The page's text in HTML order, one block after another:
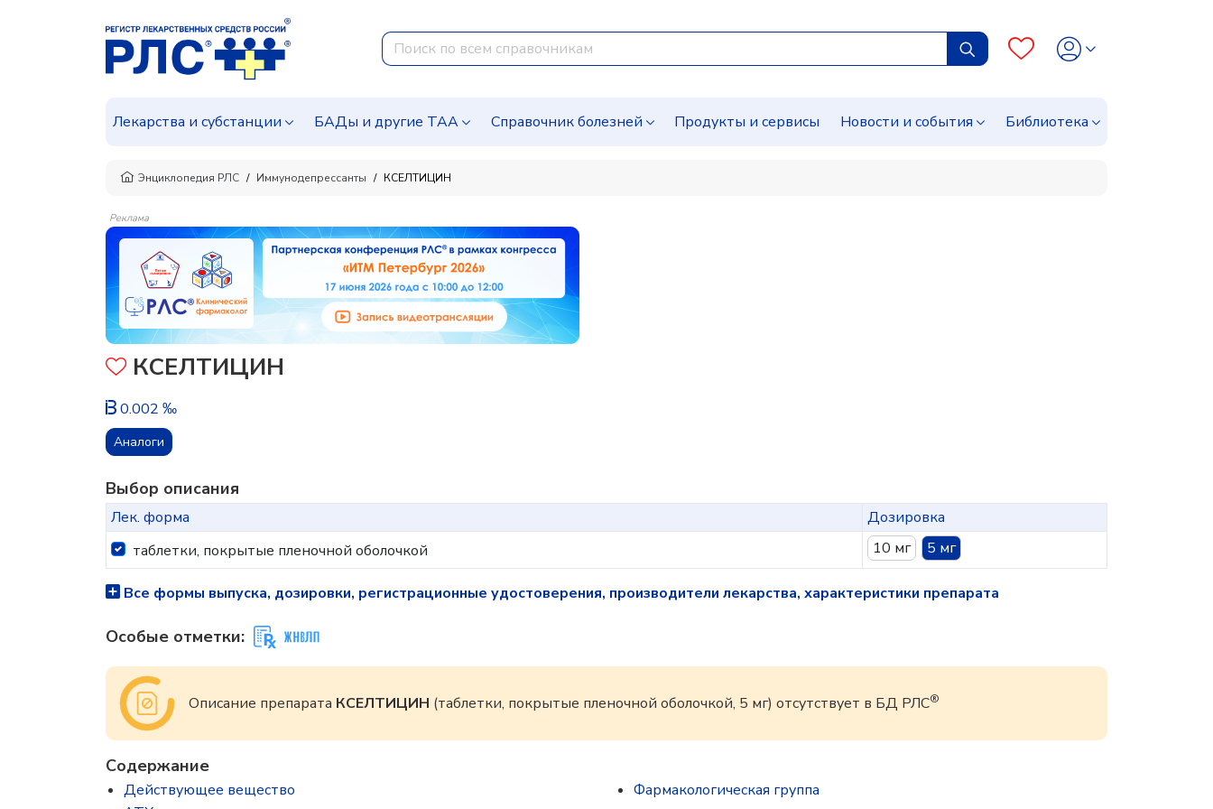
Лекарства и субстанции БАДы и другие ТАА Справочник болезней Продукты и сервисы Новости и события Библиотека
Энциклопедия РЛС Иммунодепрессанты КСЕЛТИЦИН
Реклама
КСЕЛТИЦИН
0.002 ‰
Аналоги
Выбор описания
Лек. форма
Дозировка
таблетки, покрытые пленочной оболочкой
10 мг 5 мг
Все формы выпуска, дозировки, регистрационные удостоверения, производители лекарства, характеристики препарата
Особые отметки:
Описание препарата КСЕЛТИЦИН (таблетки, покрытые пленочной оболочкой, 5 мг) отсутствует в БД РЛС®
Содержание
Действующее вещество
Фармакологическая группа